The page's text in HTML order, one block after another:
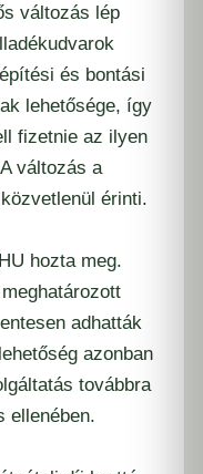
változás lép
és bontási
lehetősége, így
fizetnie az ilyen
változás a
érinti.
hozta meg.
adhatták
azonban
továbbra
ellenében.